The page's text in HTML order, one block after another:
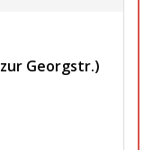
Georgstr.)